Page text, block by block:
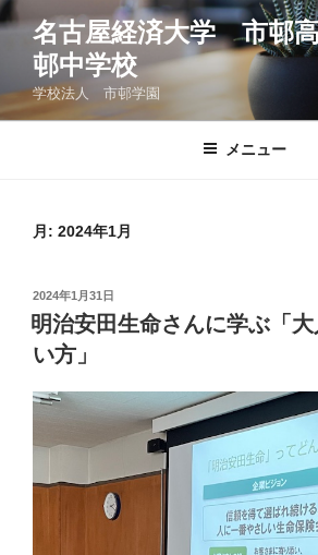
コ
ン
ツ
名古屋経済大学 市邨
邨中学校
学校法人 市邨学園
メニュー
月: 2024年1月
投
稿
日:
2024年1月31日
明治安田生命さんに学ぶ「
い方」